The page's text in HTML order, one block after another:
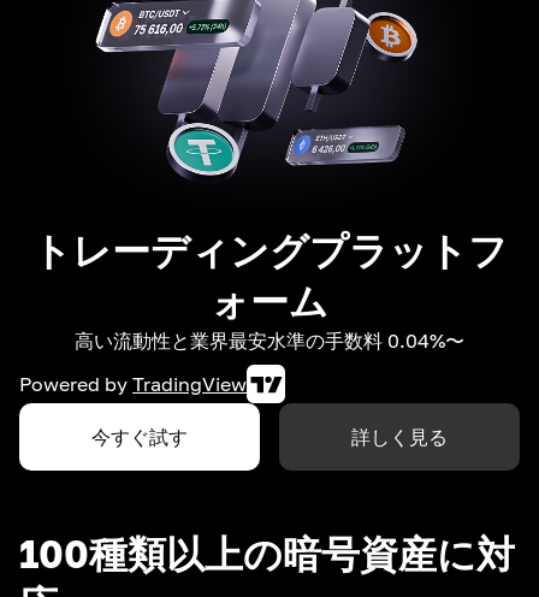
トレーディングプラットフ
ォーム
高い流動性と業界最安水準の手数料 0.04%〜
Powered by TradingView
今すぐ試す 詳しく見る
100種類以上の暗号資産に対